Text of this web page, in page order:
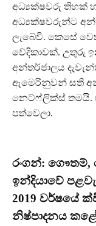
අධ්‍යක්ෂවරු තිහක්
අධ්‍යක්ෂවරුන්ට
ලැබේවි. කෙසේ
වේදිකාවක්. උතුරු
අන්තර්ජාලය
ඇමෙරිනුවන් සති
නෙට්ෆ්ලික්ස් තමයි.
පත්වෙලා.
රංගන්: ගෞතම්,
ඉන්දියාවේ
2019 වර්ෂයේ
නිෂ්පාදනය